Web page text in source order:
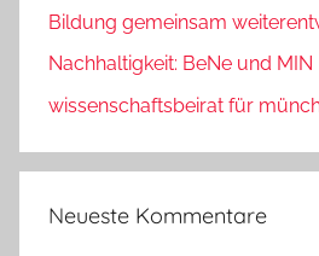
Bildung gemeinsam
Nachhaltigkeit: BeNe und MIN
wissenschaftsbeirat für
Neueste Kommentare